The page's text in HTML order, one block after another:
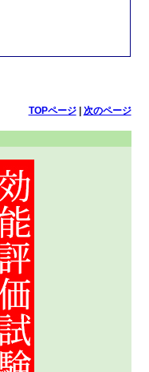
TOPページ| 次のページ